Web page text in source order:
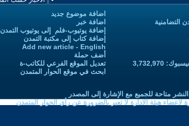
التضامنية
3,732,970
اضافة موضوع جديد
اضافة خبر
إضافة يوتيوب-فلم إلى يوتيوب التمدن
إضافة كتاب إلى مكتبة التمدن
Add new article - English
أضف حملة
تعديل الموقع الفرعي للكاتب-ة
ابحث في موقع الحوار المتمدن
متاحة للجميع مع الإشارة إلى المصدر
لاعضاء هيئة الادارة لا تعبر بالضرورة عن رأي الحوار المتمدن